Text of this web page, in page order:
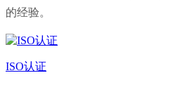
的经验。
ISO认证